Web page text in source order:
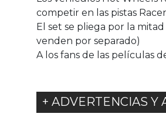
competir en las pistas
El set se pliega por la
venden por separado)
A los fans de las películas
+ ADVERTENCIAS Y